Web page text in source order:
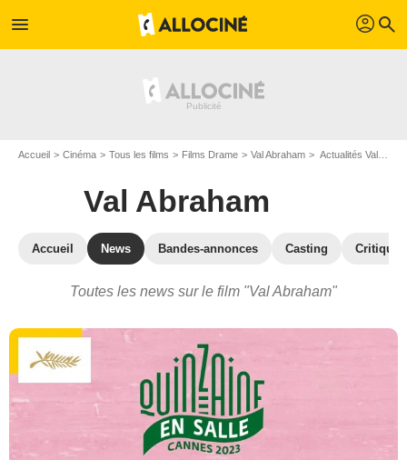
menu profil search
Accueil Cinéma Tous les films Films Drame Val Abraham Actualités Val Abraham
Val Abraham
Accueil News Bandes-annonces Casting
Toutes les news sur le film "Val Abraham"